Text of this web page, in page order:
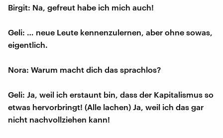
Birgit: Na, gefreut habe ich mich auch!
Geli: … neue Leute kennenzulernen, aber ohne sowas,
eigentlich.
Nora: Warum macht dich das sprachlos?
Geli: Ja, weil ich erstaunt bin, dass der Kapitalismus so
etwas hervorbringt! (Alle lachen) Ja, weil ich das gar
nicht nachvollziehen kann!